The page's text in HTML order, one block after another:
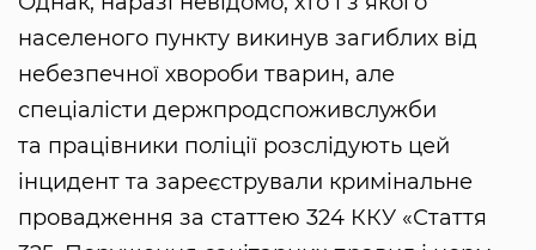
населеного пункту викинув загиблих від
небезпечної хвороби тварин, але
спеціалісти держпродспоживслужби
та працівники поліції розслідують цей
інцидент та зареєстрували кримінальне
провадження за статтею 324 ККУ «Стаття